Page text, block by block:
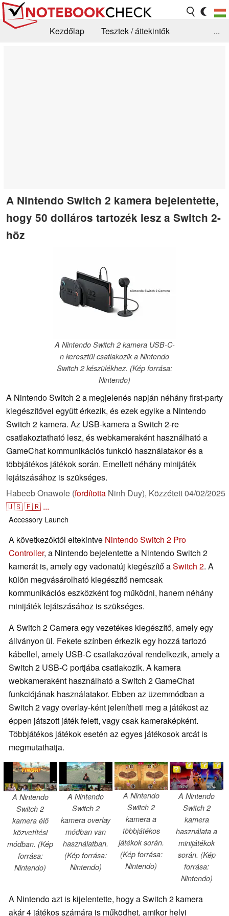
Kezdőlap
Tesztek / áttekintők
...
A Nintendo Switch 2 kamera bejelentette,
hogy 50 dolláros tartozék lesz a Switch 2-
höz
A Nintendo Switch 2 kamera USB-C-
n keresztül csatlakozik a Nintendo
Switch 2 készülékhez. (Kép forrása:
Nintendo)
A Nintendo Switch 2 a megjelenés napján néhány first-party
kiegészítővel együtt érkezik, és ezek egyike a Nintendo
Switch 2 kamera. Az USB-kamera a Switch 2-re
csatlakoztatható lesz, és webkameraként használható a
GameChat kommunikációs funkció használatakor és a
többjátékos játékok során. Emellett néhány minijáték
lejátszásához is szükséges.
Habeeb Onawole (fordította Ninh Duy), Közzétett04/02/2025
🇺🇸🇫🇷 ...
Accessory Launch
A következőktől eltekintve Nintendo Switch 2 Pro
Controller, a Nintendo bejelentette a Nintendo Switch 2
kamerát is, amely egy vadonatúj kiegészítő aSwitch 2. A
külön megvásárolható kiegészítő nemcsak
kommunikációs eszközként fog működni, hanem néhány
minijáték lejátszásához is szükséges.
A Switch 2 Camera egy vezetékes kiegészítő, amely egy
állványon ül. Fekete színben érkezik egy hozzá tartozó
kábellel, amely USB-C csatlakozóval rendelkezik, amely a
Switch 2 USB-C portjába csatlakozik. A kamera
webkameraként használható a Switch 2 GameChat
funkciójának használatakor. Ebben az üzemmódban a
Switch 2 vagy overlay-ként jelenítheti meg a játékost az
éppen játszott játék felett, vagy csak kameraképként.
Többjátékos játékok esetén az egyes játékosok arcát is
megmutathatja.
A Nintendo
Switch 2
kamera élő
közvetítési
módban. (Kép
forrása:
Nintendo)
A Nintendo
Switch 2
kamera overlay
módban van
használatban.
(Kép forrása:
Nintendo)
A Nintendo
Switch 2
kamera a
többjátékos
játékok során.
(Kép forrása:
Nintendo)
A Nintendo
Switch 2
kamera
használata a
minijátékok
során. (Kép
forrása:
Nintendo)
A Nintendo azt is kijelentette, hogy a Switch 2 kamera
akár 4 játékos számára is működhet, amikor helyi